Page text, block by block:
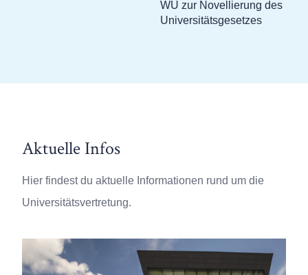
WU zur Novellierung des
Universitätsgesetzes
Aktuelle Infos
Hier findest du aktuelle Informationen rund um die
Universitätsvertretung.